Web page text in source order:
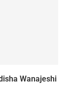
Wanajeshi